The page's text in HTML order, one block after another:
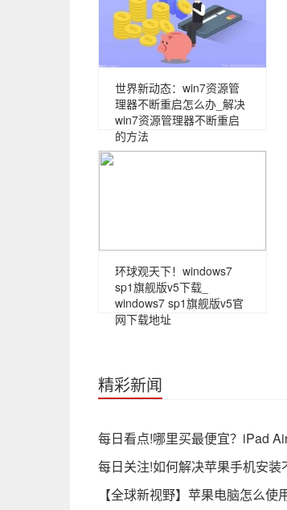
世界新动态：win7资源管
理器不断重启怎么办_解决
win7资源管理器不断重启
的方法
环球观天下！windows7
sp1旗舰版v5下载_
windows7 sp1旗舰版v5官
网下载地址
精彩新闻
每日看点!哪里买最便宜？iPad
每日关注!如何解决苹果手机安
【全球新视野】苹果电脑怎么